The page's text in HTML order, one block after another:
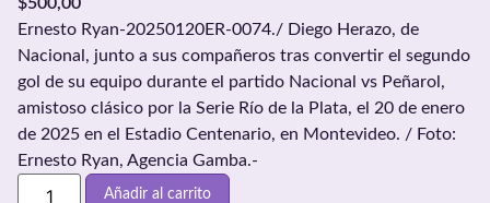
Ernesto Ryan-20250120ER-0074./ Diego Herazo, de
Nacional, junto a sus compañeros tras convertir el segundo
gol de su equipo durante el partido Nacional vs Peñarol,
amistoso clásico por la Serie Río de la Plata, el 20 de enero
de 2025 en el Estadio Centenario, en Montevideo. / Foto:
Ernesto Ryan, Agencia Gamba.-
Añadir al carrito